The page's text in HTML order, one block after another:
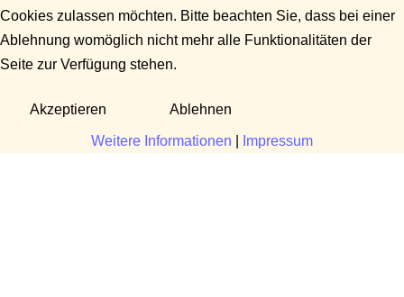
Cookies zulassen möchten. Bitte beachten Sie, dass bei einer
Ablehnung womöglich nicht mehr alle Funktionalitäten der
Seite zur Verfügung stehen.
Akzeptieren Ablehnen
Weitere Informationen Impressum